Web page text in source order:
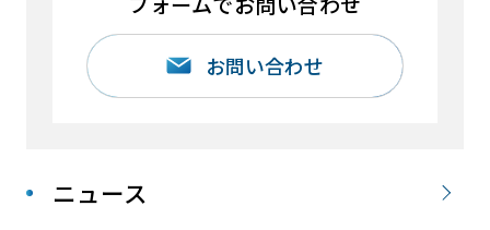
ニュース
お問い合わせ